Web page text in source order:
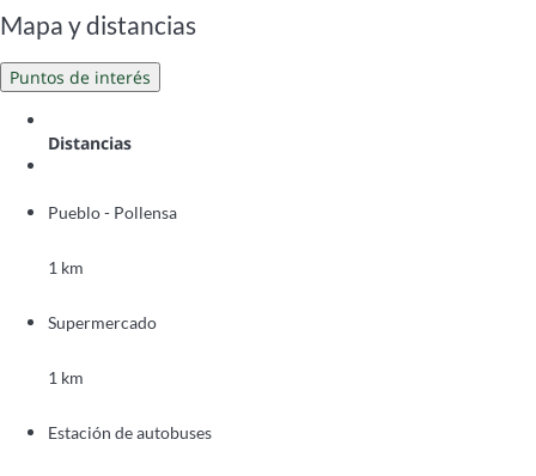
Mapa y distancias
Puntos de interés
Distancias
Pueblo - Pollensa
1 km
Supermercado
1 km
Estación de autobuses